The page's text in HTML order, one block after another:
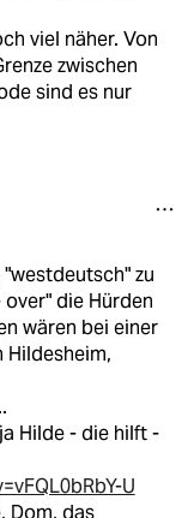
viel näher. Von
zwischen
sind es nur
zu
die Hürden
wären bei einer
Hilde - die hilft -
U
Dom, das